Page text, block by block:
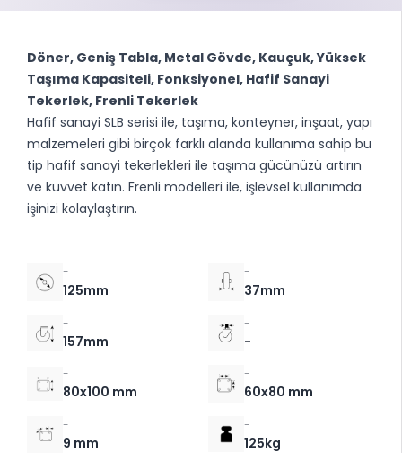
Döner, Geniş Tabla, Metal Gövde, Kauçuk, Yüksek
Taşıma Kapasiteli, Fonksiyonel, Hafif Sanayi
Tekerlek, Frenli Tekerlek
Hafif sanayi SLB serisi ile, taşıma, konteyner, inşaat, yapı
malzemeleri gibi birçok farklı alanda kullanıma sahip bu
tip hafif sanayi tekerlekleri ile taşıma gücünüzü artırın
ve kuvvet katın. Frenli modelleri ile, işlevsel kullanımda
işinizi kolaylaştırın.
-
125mm
-
37mm
-
157mm
-
-
-
80x100 mm
-
60x80 mm
-
9 mm
-
125kg